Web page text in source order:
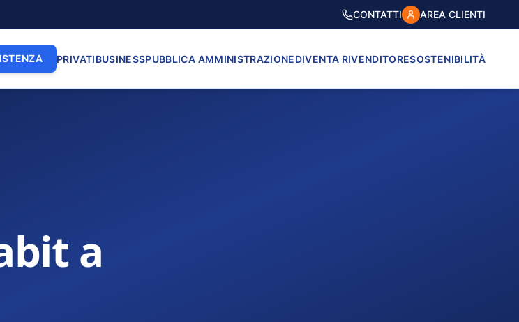
CONTATTI AREA CLIENTI
PRIVATIBUSINESSPUBBLICA AMMINISTRAZIONEDIVENTA RIVENDITORESOSTENIBILITÀ
a